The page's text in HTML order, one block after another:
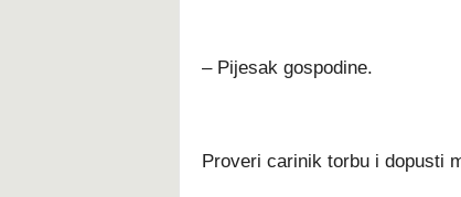
– Pijesak gospodine.
Proveri carinik torbu i dopusti